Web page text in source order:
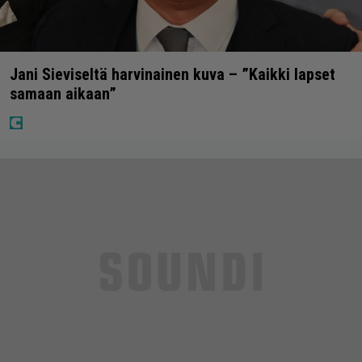
Jani Sieviseltä harvinainen kuva – ”Kaikki lapset
samaan aikaan”